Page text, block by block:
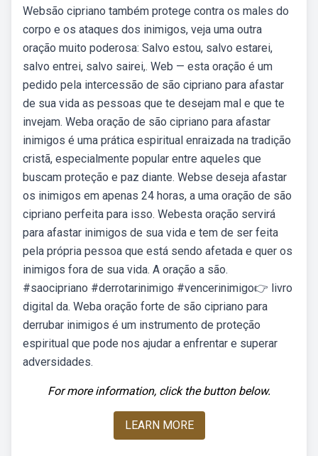
Websão cipriano também protege contra os males do
corpo e os ataques dos inimigos, veja uma outra
oração muito poderosa: Salvo estou, salvo estarei,
salvo entrei, salvo sairei,. Web — esta oração é um
pedido pela intercessão de são cipriano para afastar
de sua vida as pessoas que te desejam mal e que te
invejam. Weba oração de são cipriano para afastar
inimigos é uma prática espiritual enraizada na tradição
cristã, especialmente popular entre aqueles que
buscam proteção e paz diante. Webse deseja afastar
os inimigos em apenas 24 horas, a uma oração de são
cipriano perfeita para isso. Webesta oração servirá
para afastar inimigos de sua vida e tem de ser feita
pela própria pessoa que está sendo afetada e quer os
inimigos fora de sua vida. A oração a são.
#saocipriano #derrotarinimigo #vencerinimigo👉 livro
digital da. Weba oração forte de são cipriano para
derrubar inimigos é um instrumento de proteção
espiritual que pode nos ajudar a enfrentar e superar
adversidades.
For more information, click the button below.
LEARN MORE